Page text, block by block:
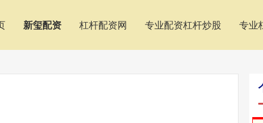
新玺配资 杠杆配资网 专业配资杠杆炒股 专业